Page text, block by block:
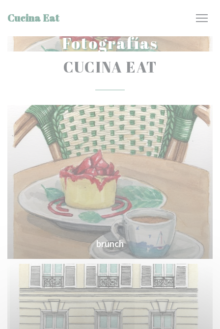
Cucina Eat
Fotografías
CUCINA EAT
brunch